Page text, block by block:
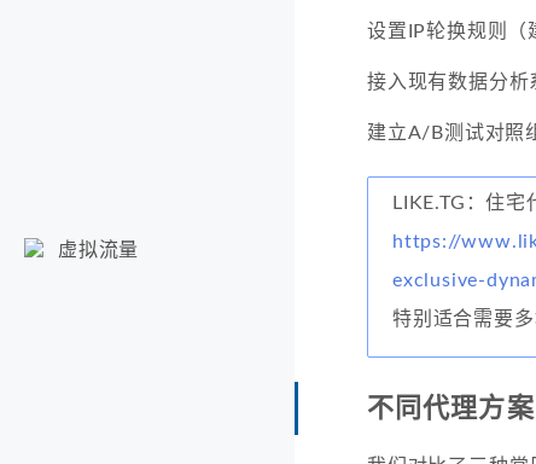
虚拟流量
设置IP轮换规则（
接入现有数据分析
建立A/B测试对照
LIKE.TG：住宅
https://
exclusive-
特别适合需要
不同代理方